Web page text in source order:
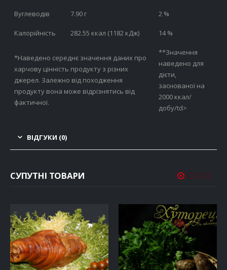
Вуглеводів 7.90 г 2 %
Калорійність 282.55 ккал (1182 кДж) 14 %
*Наведено середнє значення даних про
харчову цінність продукту з різних
джерел. Залежно від походження
продукту вона може відрізнятись від
фактичної.
**Значення
наведено для
дієти,
заснованої на
2000 ккал/
добу/td>
ВІДГУКИ (0)
СУПУТНІ ТОВАРИ